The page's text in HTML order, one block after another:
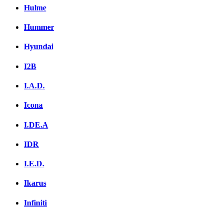
Hulme
Hummer
Hyundai
I2B
I.A.D.
Icona
I.DE.A
IDR
I.E.D.
Ikarus
Infiniti